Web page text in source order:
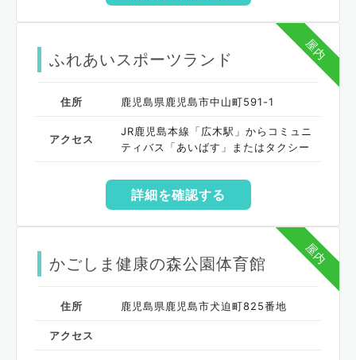
屋内
ふれあいスポーツランド
住所 鹿児島県鹿児島市中山町591-1
アクセス
JR鹿児島本線「広木駅」からコミュニ
ティバス「あいばす」またはタクシー
詳細を確認する
屋内
かごしま健康の森公園体育館
住所 鹿児島県鹿児島市犬迫町825番地
アクセス